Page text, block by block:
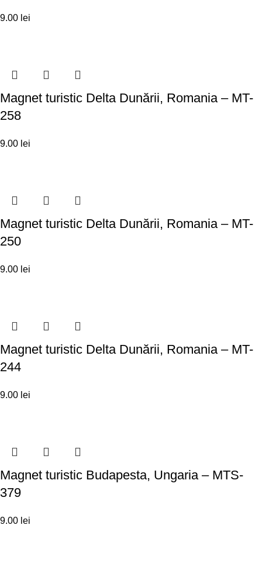
9.00 lei
Magnet turistic Delta Dunării, Romania – MT-
258
9.00 lei
Magnet turistic Delta Dunării, Romania – MT-
250
9.00 lei
Magnet turistic Delta Dunării, Romania – MT-
244
9.00 lei
Magnet turistic Budapesta, Ungaria – MTS-
379
9.00 lei